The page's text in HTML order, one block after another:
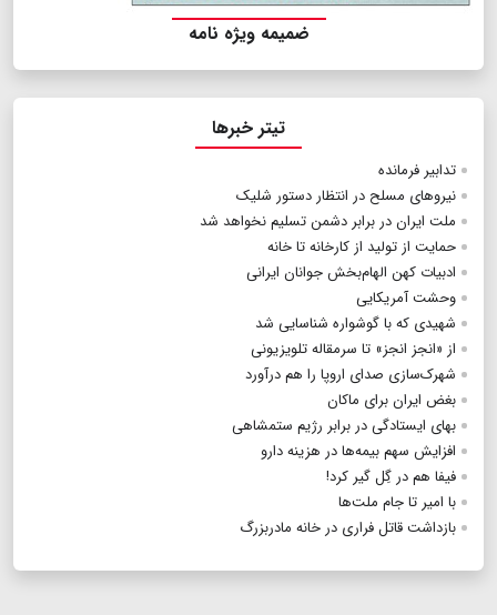
ضمیمه ویژه نامه
تیتر خبرها
تدابیر فرمانده
نیرو‌های مسلح در انتظار دستور شلیک
ملت ایران در برابر دشمن تسلیم نخواهد شد
حمایت از تولید از کارخانه تا خانه
ادبیات کهن الهام‌بخش جوانان ایرانی
وحشت آمریکایی
شهیدی که با گوشواره شناسایی شد
از «انجز انجز» تا سرمقاله تلویزیونی
شهرک‌سازی صدای اروپا را هم درآورد
بغض ایران برای ماکان
بهای ایستادگی در برابر رژیم ستمشاهی
افزایش سهم بیمه‌ها در هزینه دارو
فیفا هم در گِل گیر کرد!
با امیر تا جام ملت‌ها
بازداشت قاتل فراری در خانه مادربزرگ